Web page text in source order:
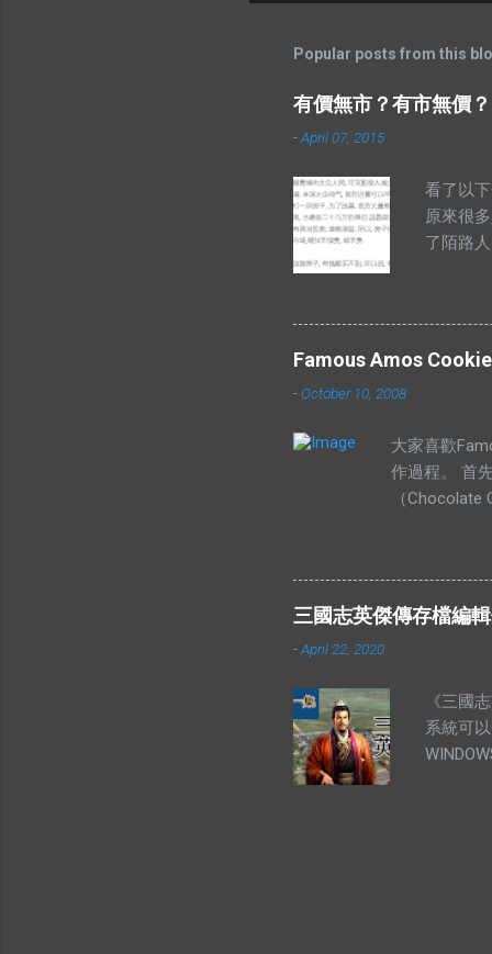
Popular posts from this
有價無市？有市無價？
-April 07, 2015
看了以
原來很
了陌路
句成語
釋為高
卻沒有
理 有人
賣。他
賣。你
我們都
很多人
價”這兩
多這類
為地理
品、著
在人們
Famous Amos
-October 10, 2008
大家喜歡
作過程。 首
（
定要順時鐘
以後，我們
然後就可以
像一下的大
妳的生日，
送上我最真
三國志英傑傳存檔編
-April 22, 2020
《三國
系統可
的：凡
02-戰
09-山